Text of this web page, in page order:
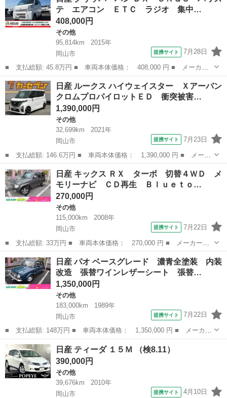
プロパイ...
テ エアコン ＥＴＣ ラジオ 集中…
408,000円
その他
95,814km
2015年
岡山市
提携サイト 7月28日
■ 支払総額: 45.8万円 ■ 車両本体価格： 408,000 円 ■ メーカー
名： 日産 ■ 車種名： クリッパーバン ■ グレード名： ＤＸ
５ＡＧＳ パワステ エアコン ＥＴＣ ラジオ 集中ドアロック
運転席壽主席...
岡山 岡山市 その他
日産 ルークス ハイウェイスター Ｘアーバン
クロムプロパイロットＥＤ 衝突被害…
1,390,000円
その他
32,699km
2021年
岡山市
提携サイト 7月23日
■ 支払総額: 146.6万円 ■ 車両本体価格： 1,390,000 円 ■ メーカ
ー名： 日産 ■ 車種名： ルークス ■ グレード名： ハイウェイ
スター ＸアーバンクロムプロパイロットＥＤ 衝突被害軽減システ
ム 全周...
岡山 岡山市 その他
日産 キックス ＲＸ ターボ 切替４ＷＤ メ
モリーナビ ＣＤ再生 Ｂｌｕｅｔｏ…
270,000円
その他
115,000km
2008年
岡山市
提携サイト 7月22日
■ 支払総額: 33万円 ■ 車両本体価格： 270,000 円 ■ メーカー
名： 日産 ■ 車種名： キックス ■ グレード名： ＲＸ ター
ボ 切替４ＷＤ メモリーナビ ＣＤ再生 Ｂｌｕｅｔｏｏｔｈ Ｅ
ＴＣ 記録簿（Ｒ６...
岡山 岡山市 その他
日産 パオ ベースグレード 濃青全塗装 内装
改造 張替ワインレザーシート 張替…
1,350,000円
その他
183,000km
1989年
岡山市
提携サイト 7月22日
■ 支払総額: 148万円 ■ 車両本体価格： 1,350,000 円 ■ メーカー
名： 日産 ■ 車種名： パオ ■ グレード名： ベースグレード
濃青全塗装 内装改造 張替ワインレザーシート 張替レザーダッシ
ュ ルーフ...
岡山 岡山市 その他
日産 ティーダ １５Ｍ （検8.11）
390,000円
その他
39,676km
2010年
岡山市
提携サイト 4月10日